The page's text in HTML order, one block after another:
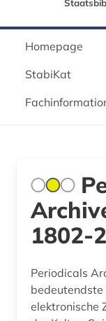
Homepage
StabiKat
1802-
Periodicals
bedeutendste
elektronische